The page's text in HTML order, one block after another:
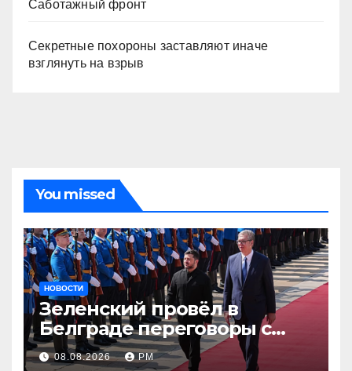
Саботажный фронт
Секретные похороны заставляют иначе
взглянуть на взрыв
You missed
НОВОСТИ
Зеленский провёл в
Белграде переговоры с
Вучичем
08.08.2026 РМ